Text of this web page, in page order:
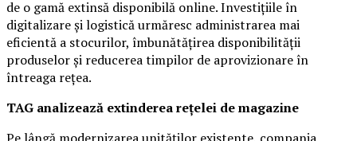
de o gamă extinsă disponibilă online. Investițiile în
digitalizare și logistică urmăresc administrarea mai
eficientă a stocurilor, îmbunătățirea disponibilității
produselor și reducerea timpilor de aprovizionare în
întreaga rețea.
TAG analizează extinderea rețelei de magazine